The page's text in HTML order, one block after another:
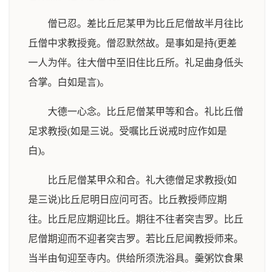
僧已忍。差比丘尼某甲为比丘尼僧故半月往比
丘僧中求教授竟。僧忍默然故。是事如是持(更差
一人为伴。往大僧中至旧住比丘所。礼足曲身低头
合掌。白如是言)。
大德一心念。比丘尼僧某甲等和合。礼比丘僧
足求教授(如是三说。受嘱比丘说戒时应作如是
白)。
比丘尼僧某甲众和合。礼大德僧足求教授(如
是三说)比丘尼明日应问可否。比丘教授师应期
往。比丘尼应期迎比丘。期往不往者突吉罗。比丘
尼僧期迎而不迎者突吉罗。若比丘尼闻教授师来。
当半由旬迎至寺内。供给所须洗浴具。羹粥饮食果